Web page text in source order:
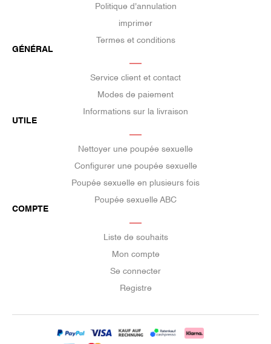
Politique d'annulation
imprimer
Termes et conditions
GÉNÉRAL
Service client et contact
Modes de paiement
Informations sur la livraison
UTILE
Nettoyer une poupée sexuelle
Configurer une poupée sexuelle
Poupée sexuelle en plusieurs fois
Poupée sexuelle ABC
COMPTE
Liste de souhaits
Mon compte
Se connecter
Registre